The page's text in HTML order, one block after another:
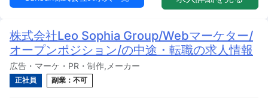
株式会社Leo Sophia Group/Webマーケター/
オープンポジション/の中途・転職の求人情報
広告・マーケ・PR・制作,メーカー
正社員 副業：不可